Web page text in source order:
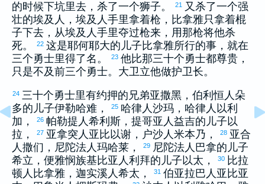
的时候下坑里去，杀了一个狮子。
21
又杀了一个强
壮的埃及 人， 埃及 人手里拿着枪， 比拿雅只拿着棍
子下去，从埃及 人手里夺过枪来，用那枪将他杀
死。
22 这是耶何耶大的儿子 比拿雅所行的事，就在
三个勇士里得了名。
23 他比那三十个勇士都尊贵，
只是不及前三个勇士。 大卫立他做护卫长。
24 三十个勇士里有约押的兄弟亚撒黑 ， 伯利恒 人 朵
多的儿子伊勒哈难 ， 25 哈律 人 沙玛 ， 哈律 人 以利
加 ， 26 帕勒提 人 希利斯 ， 提哥亚 人 益吉的儿子 以
拉 ， 27 亚拿突 人 亚比以谢 ， 户沙 人 米本乃 ， 28 亚合
人 撒们 ， 尼陀法 人 玛哈莱 ， 29 尼陀法 人 巴拿的儿子
希立 ， 便雅悯族基比亚 人 利拜的儿子 以太 ， 30 比拉
顿 人 比拿雅 ， 迦实溪人 希太 ， 31 伯亚拉巴 人 亚比亚